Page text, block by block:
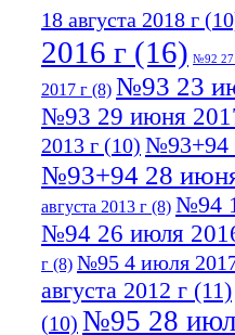
18 августа 2018 г
2016 г (16) №92 27
2017 г (8) №93 23
№93 29 июня
2013 г (10) №93+94
№93+94 28
августа 2013 г (8) №94
№94 26 июля
г (8) №95 4 июля
августа 2012 г (11)
(10) №95 28